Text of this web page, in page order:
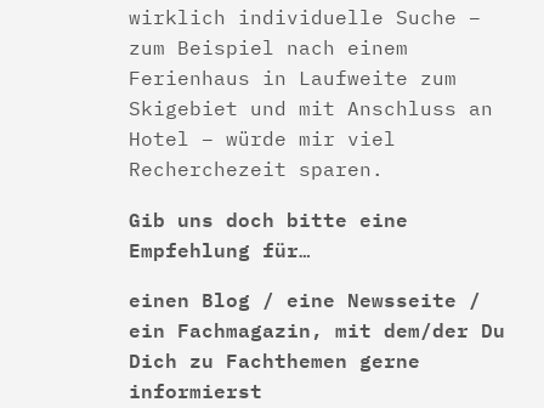
wirklich individuelle Suche –
zum Beispiel nach einem
Ferienhaus in Laufweite zum
Skigebiet und mit Anschluss an
Hotel – würde mir viel
Recherchezeit sparen.
Gib uns doch bitte eine
Empfehlung für…
einen Blog / eine Newsseite /
ein Fachmagazin, mit dem/der Du
Dich zu Fachthemen gerne
informierst